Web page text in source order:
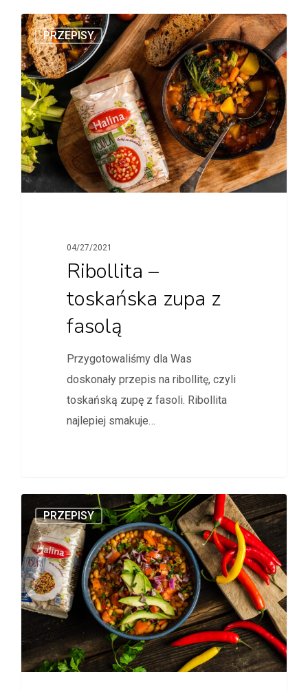
PRZEPISY
04/27/2021
Ribollita –
toskańska zupa z
fasolą
Przygotowaliśmy dla Was
doskonały przepis na ribollitę, czyli
toskańską zupę z fasoli. Ribollita
najlepiej smakuje…
PRZEPISY